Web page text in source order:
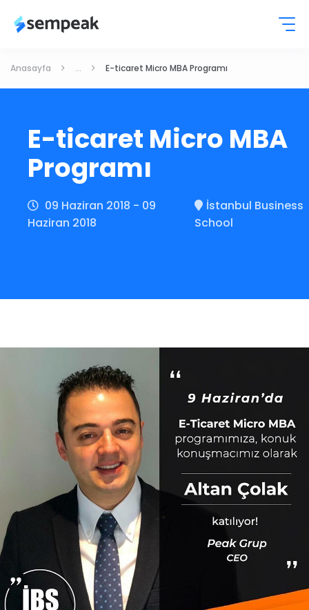
Anasayfa ... E-ticaret Micro MBA Programı
E-ticaret Micro MBA
Programı
09 Haziran 2018 - 09
Haziran 2018
İstanbul Business
School